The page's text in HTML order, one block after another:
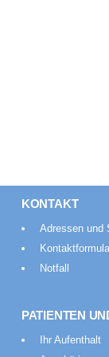
KONTAKT
Adressen und
Notfall
PATIENTEN
Ihr Aufenthalt